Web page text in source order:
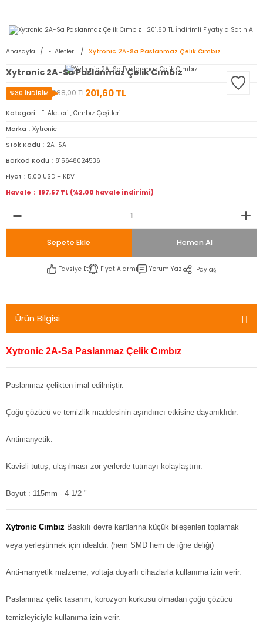
Anasayfa El Aletleri Xytronic 2A-Sa Paslanmaz Çelik Cımbız
Xytronic 2A-Sa Paslanmaz Çelik Cımbız
288,00 TL201,60 TL
%30 İNDİRİM
Kategori El Aletleri , Cımbız Çeşitleri
Marka
Xytronic
Stok Kodu
2A-SA
Barkod Kodu
815648024536
Fiyat
5,00 USD + KDV
Havale
197,57 TL (%2,00 havale indirimi)
Sepete Ekle Hemen Al
Tavsiye Et Fiyat Alarmı Yorum Yaz Paylaş
Ürün Bilgisi
Xytronic 2A-Sa Paslanmaz Çelik Cımbız
Paslanmaz çelikten imal edilmiştir.
Çoğu çözücü ve temizlik maddesinin aşındırıcı etkisine dayanıklıdır.
Antimanyetik.
Kavisli tutuş, ulaşılması zor yerlerde tutmayı kolaylaştırır.
Boyut : 115mm - 4 1/2 "
Xytronic Cımbız Baskılı devre kartlarına küçük bileşenleri toplamak
veya yerleştirmek için idealdir. (hem SMD hem de iğne deliği)
Anti-manyetik malzeme, voltaja duyarlı cihazlarla kullanıma izin verir.
Paslanmaz çelik tasarım, korozyon korkusu olmadan çoğu çözücü
temizleyiciyle kullanıma izin verir.